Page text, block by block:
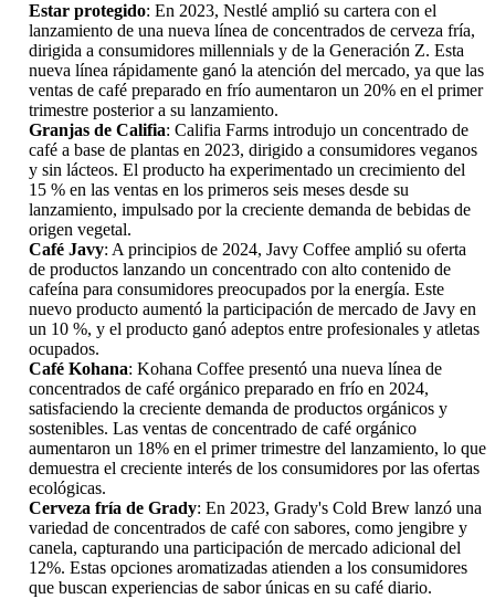
Estar protegido: En 2023, Nestlé amplió su cartera con el
lanzamiento de una nueva línea de concentrados de cerveza fría,
dirigida a consumidores millennials y de la Generación Z. Esta
nueva línea rápidamente ganó la atención del mercado, ya que las
ventas de café preparado en frío aumentaron un 20% en el primer
trimestre posterior a su lanzamiento.
Granjas de Califia: Califia Farms introdujo un concentrado de
café a base de plantas en 2023, dirigido a consumidores veganos
y sin lácteos. El producto ha experimentado un crecimiento del
15 % en las ventas en los primeros seis meses desde su
lanzamiento, impulsado por la creciente demanda de bebidas de
origen vegetal.
Café Javy: A principios de 2024, Javy Coffee amplió su oferta
de productos lanzando un concentrado con alto contenido de
cafeína para consumidores preocupados por la energía. Este
nuevo producto aumentó la participación de mercado de Javy en
un 10 %, y el producto ganó adeptos entre profesionales y atletas
ocupados.
Café Kohana: Kohana Coffee presentó una nueva línea de
concentrados de café orgánico preparado en frío en 2024,
satisfaciendo la creciente demanda de productos orgánicos y
sostenibles. Las ventas de concentrado de café orgánico
aumentaron un 18% en el primer trimestre del lanzamiento, lo que
demuestra el creciente interés de los consumidores por las ofertas
ecológicas.
Cerveza fría de Grady: En 2023, Grady's Cold Brew lanzó una
variedad de concentrados de café con sabores, como jengibre y
canela, capturando una participación de mercado adicional del
12%. Estas opciones aromatizadas atienden a los consumidores
que buscan experiencias de sabor únicas en su café diario.